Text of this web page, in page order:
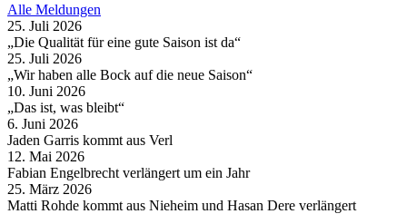
Alle Meldungen
25. Juli 2026
„Die Qualität für eine gute Saison ist da“
25. Juli 2026
„Wir haben alle Bock auf die neue Saison“
10. Juni 2026
„Das ist, was bleibt“
6. Juni 2026
Jaden Garris kommt aus Verl
12. Mai 2026
Fabian Engelbrecht verlängert um ein Jahr
25. März 2026
Matti Rohde kommt aus Nieheim und Hasan Dere verlängert